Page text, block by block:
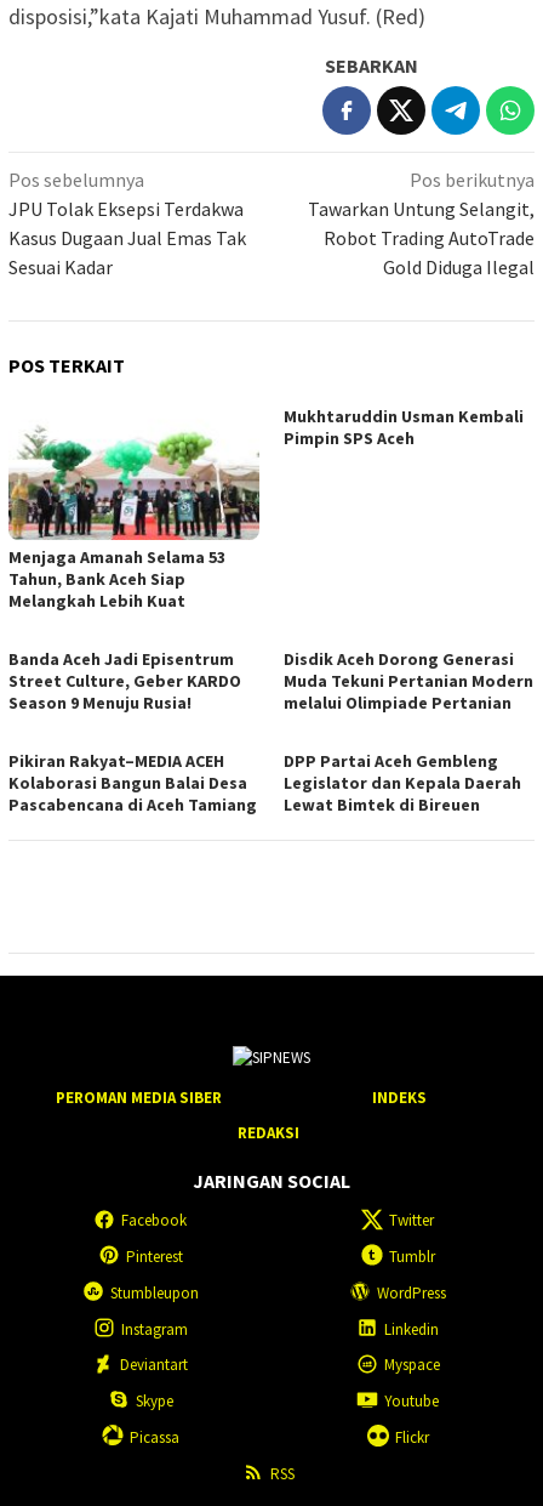
disposisi,”kata Kajati Muhammad Yusuf. (Red)
SEBARKAN
Navigasi
pos
Pos sebelumnya
JPU Tolak Eksepsi Terdakwa
Kasus Dugaan Jual Emas Tak
Sesuai Kadar
Pos berikutnya
Tawarkan Untung Selangit,
Robot Trading AutoTrade
Gold Diduga Ilegal
POS TERKAIT
Menjaga Amanah Selama 53
Tahun, Bank Aceh Siap
Melangkah Lebih Kuat
Mukhtaruddin Usman Kembali
Pimpin SPS Aceh
Banda Aceh Jadi Episentrum
Street Culture, Geber KARDO
Season 9 Menuju Rusia!
Disdik Aceh Dorong Generasi
Muda Tekuni Pertanian Modern
melalui Olimpiade Pertanian
Pikiran Rakyat–MEDIA ACEH
Kolaborasi Bangun Balai Desa
Pascabencana di Aceh Tamiang
DPP Partai Aceh Gembleng
Legislator dan Kepala Daerah
Lewat Bimtek di Bireuen
PEROMAN MEDIA SIBER
INDEKS
REDAKSI
JARINGAN SOCIAL
Facebook
Twitter
Pinterest
Tumblr
Stumbleupon
WordPress
Instagram
Linkedin
Deviantart
Myspace
Skype
Youtube
Picassa
Flickr
RSS